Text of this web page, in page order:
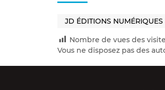
JD ÉDITIONS NUMÉRIQUES
Nombre de vues des
Vous ne disposez pas des